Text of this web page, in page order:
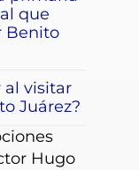
que
Benito
al visitar
Juárez?
Hugo